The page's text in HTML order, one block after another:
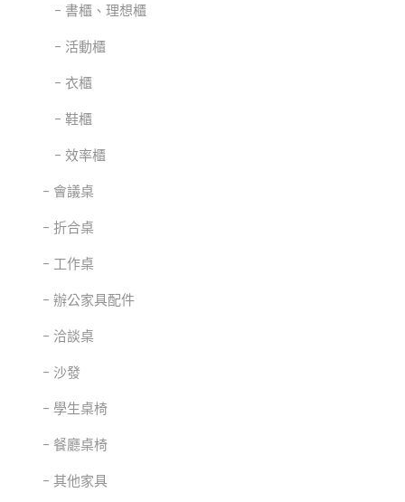
書櫃、理想櫃
活動櫃
衣櫃
鞋櫃
效率櫃
會議桌
折合桌
工作桌
辦公家具配件
洽談桌
沙發
學生桌椅
餐廳桌椅
其他家具